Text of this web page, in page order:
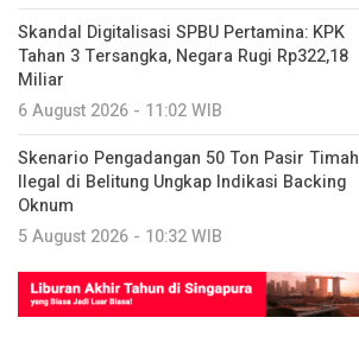
Skandal Digitalisasi SPBU Pertamina: KPK
Tahan 3 Tersangka, Negara Rugi Rp322,18
Miliar
6 August 2026 - 11:02 WIB
Skenario Pengadangan 50 Ton Pasir Timah
Ilegal di Belitung Ungkap Indikasi Backing
Oknum
5 August 2026 - 10:32 WIB